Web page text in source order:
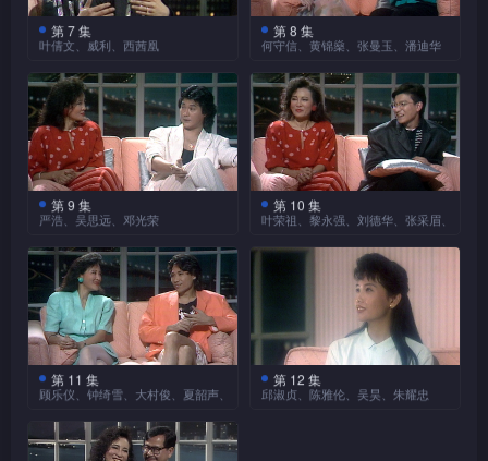
豪。
至于魔术师MR. X不但即
场示范他认为的好魔术及坏魔
术，还忆述在外埠表演的惊险
经历，竟要自认懂得巫术才可
脱险，情况有多危急？不说不
知，原来不同国家的人民欣赏
魔术的角度大有不同，哪国的
观众最难讨好？
报道。另外，主持白韵琴、卢
大伟请来多位外籍模特儿，即
的行业。
无论世界电影如何发展，
的色情片，不少为“上位”，梦
想一夜成名的少女，义无反顾
地当上了艳情片的女角。郑婉
雯、于芷蔚透露在拍摄期间被
对手“抽水”，有何辛酸？家人
对她们的决定可有大力反对？
两人又可曾后悔参演艳情片？
嘉文介绍了香港色情片的
主要来源地，当中日本色情片
在美感稍胜一筹。负责推广色
情片的嘉文，构思片名时如何
有效地吸引观众？若推行电影
三级制法例，会对色情片片商
带来什么影响？方荣焯则讲述
三级“夜报”当年的运作及版面
内容，从中回顾不少香港当年
的社会风貌，又何止是色情般
简单？节目还会送上多段日本
及欧美色情片片段。
故事等。香港电影一向以男演
员为主导，而且电影颁奖礼亦
似乎较轻视功夫片，经常不被
提名之外，亦被视作没有内
涵，武打片女星惠英红对此有
何看法？陈佩珊又对演绎什么
戏份最感困难？
何嘉丽离开电台主持工
何？主持电台节目期间留下什
么难忘回忆？她在深宵时份为
节目录音时遇到不可思议的事
件，更要拜过四方才能顺利继
续工作，过程有多离奇？而正
气逼人的关德兴师傅，又遇过
什么灵异事件？关师傅坦言有
邪，有何来龙去脉？今集话题
引人入胜，观众岂能错过！
第 7 集
叶倩文、威利、西茜凰
今集请来歌手叶倩文、已
转营傢俱生意的威利和女作家
西茜凰，透过不同人生阅历，
启发观众对人性的了解及反
思。叶倩文四岁由台湾移民加
拿大生活，怎样看待中、西方
的文化及风俗人情？她认为外
国人常挂在口边的爱，实际不
比中国人深厚，到底两者对亲
情的看法有何不同？
威利甫登场即弹起钢琴与
歌，可见威利的歌唱功架依
旧，但他当初为何选择离开娱
乐圈，发展傢俱生意？威利因
长期往返中、港两地工作，经
常与内地人接触，对内地人可
有另一番看法？威利笑言做生
意只为生计，真正的人生理
热发光。专门描写上流社会人
士及生活的女作家西茜凰，大
第 8 集
何守信、黄锦燊、张曼玉、潘迪华
今集请来四位嘉宾探讨对
现代爱情的看法，先有风度翩
翩的何守信、黄锦燊，代表男
方分享心底的爱情观；后有代
表青春少艾发表新一代意见的
张曼玉，再有潘迪华代表成熟
大方的女士，跟观众“谈情说
爱”。何守信曾有“花王”之称，
原来非常讨厌一脚踏几船的做
法，认为爱情应专一、平等。
黄锦燊恋爱经验丰富，又是否
另外，“女神”张曼玉除了
露自己的爱情观。至于风韵犹
存的潘迪华，则坦言人越成熟
对选择伴侣的要求越高，并自
爆曾被家人、好友介绍“相
睇”，可有成功故事？她又怎
样看待抛妻弃子的男人？
第 9 集
严浩、吴思远、邓光荣
本集《零时话风情》请来
严浩、吴思远、邓光荣三位在
港极具影响力的电影人，大谈
趣闻及对电影的看法。导演严
浩经常游走中、港、台三地工
作，接触过不少神奇的事情，
除了曾随武当派师父学艺，惊
见师父打坐时凌空上升，还曾
被气功师张宝胜治癒脚患等
等，印象有多深刻？
在荷里活大展拳脚的吴思
验及喜用新人的原因；而有
“学生王子”之称的邓光荣，则
第 10 集
叶荣祖、黎永强、刘德华、张采眉、张荪薇
电影人叶荣祖、黎永强率
先亮相节目，各自分享在巴拉
圭、温哥华的生活。二人表示
两地民风纯朴，但生活节奏
慢、做事效率低，巴拉圭人甚
至有回家午睡的习惯；而温哥
华的华侨生活则以打麻雀、上
茶楼为主，甚是悠闲。黎永强
刘德华被誉为最勤力男星
第 11 集
顾乐仪、钟绮雪、大村俊、夏韶声、郑烱坚
相信“空中小姐”是无数女
士的梦想职业，就连主持白韵
第 12 集
邱淑贞、陈雅伦、吴昊、朱耀忠